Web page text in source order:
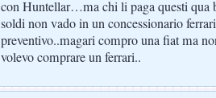
con Huntellar…ma chi li paga questi qua
soldi non vado in un concessionario
preventivo..magari compro una fiat ma
volevo comprare un ferrari..